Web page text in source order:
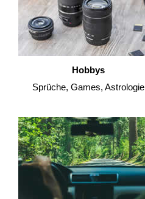
Hobbys
Sprüche, Games, Astrologie